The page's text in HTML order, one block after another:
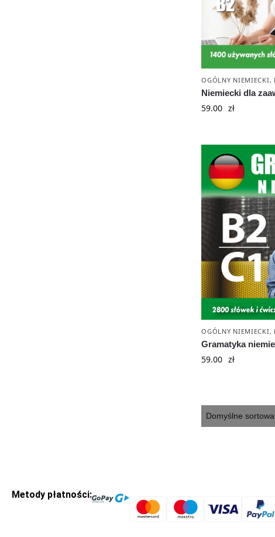
OGÓLNY NIEMIECKI,
Niemiecki dla
59.00 zł
OGÓLNY NIEMIECKI,
Gramatyka
59.00 zł
Metody płatności: